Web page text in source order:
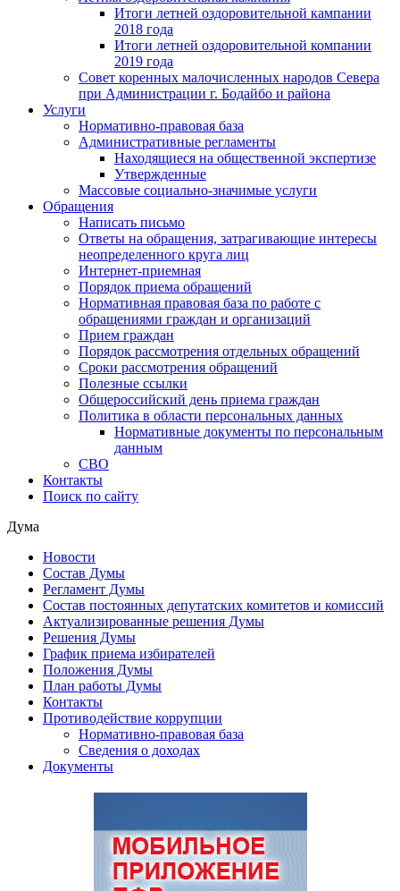
Итоги летней оздоровительной кампании
2018 года
Итоги летней оздоровительной компании
2019 года
Совет коренных малочисленных народов Севера
при Администрации г. Бодайбо и района
Услуги
Нормативно-правовая база
Административные регламенты
Находящиеся на общественной экспертизе
Утвержденные
Массовые социально-значимые услуги
Обращения
Написать письмо
Ответы на обращения, затрагивающие интересы
неопределенного круга лиц
Интернет-приемная
Порядок приема обращений
Нормативная правовая база по работе с
обращениями граждан и организаций
Прием граждан
Порядок рассмотрения отдельных обращений
Сроки рассмотрения обращений
Полезные ссылки
Общероссийский день приема граждан
Политика в области персональных данных
Нормативные документы по персональным
данным
СВО
Контакты
Поиск по сайту
Дума
Новости
Состав Думы
Регламент Думы
Состав постоянных депутатских комитетов и комиссий
Актуализированные решения Думы
Решения Думы
График приема избирателей
Положения Думы
План работы Думы
Контакты
Противодействие коррупции
Нормативно-правовая база
Сведения о доходах
Документы